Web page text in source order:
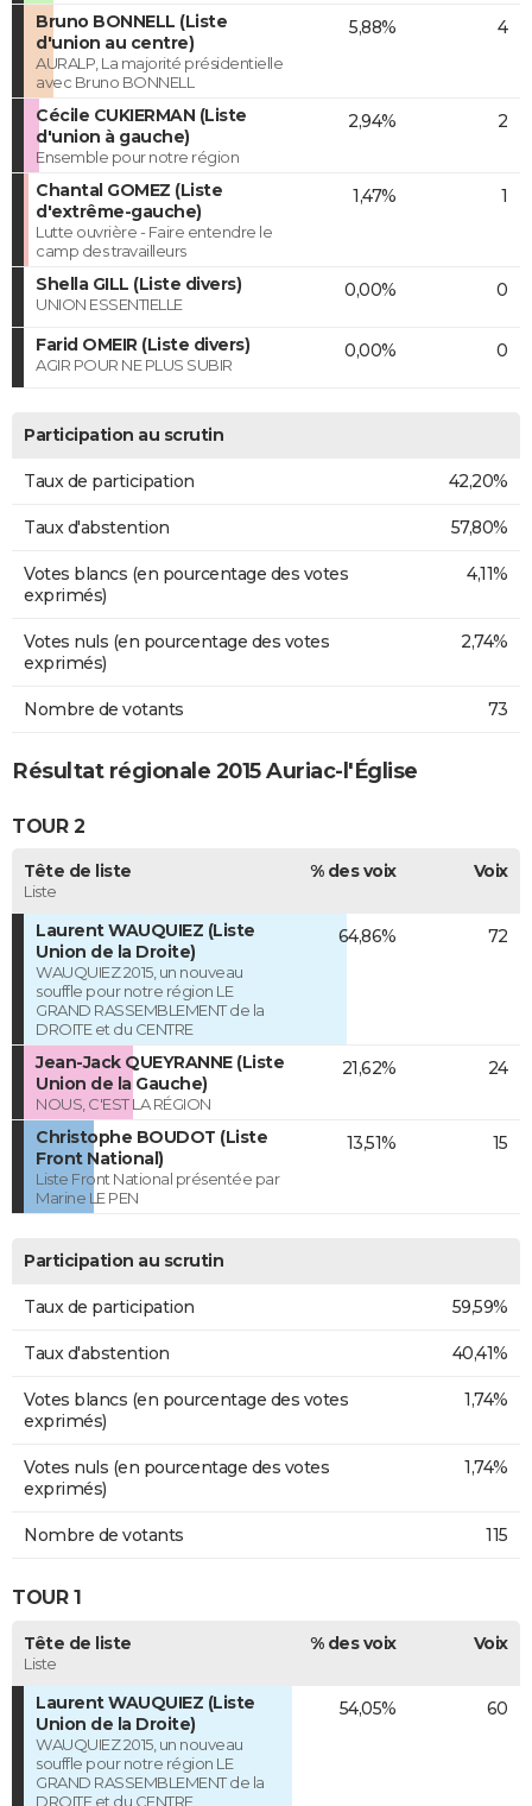
Bruno BONNELL (Liste
d'union au centre)
AURALP, La majorité présidentielle
avec Bruno BONNELL
5,88% 4
Cécile CUKIERMAN (Liste
d'union à gauche)
Ensemble pour notre région
2,94% 2
Chantal GOMEZ (Liste
d'extrême-gauche)
Lutte ouvrière - Faire entendre le
camp des travailleurs
1,47% 1
Shella GILL (Liste divers)
UNION ESSENTIELLE
0,00% 0
Farid OMEIR (Liste divers)
AGIR POUR NE PLUS SUBIR
0,00% 0
Participation au scrutin
Taux de participation 42,20%
Taux d'abstention 57,80%
Votes blancs (en pourcentage des votes
exprimés)
4,11%
Votes nuls (en pourcentage des votes
exprimés)
2,74%
Nombre de votants 73
Résultat régionale 2015 Auriac-l'Église
TOUR 2
Tête de liste
Liste
% des voix Voix
Laurent WAUQUIEZ (Liste
Union de la Droite)
WAUQUIEZ 2015, un nouveau
souffle pour notre région LE
GRAND RASSEMBLEMENT de la
DROITE et du CENTRE
64,86% 72
Jean-Jack QUEYRANNE (Liste
Union de la Gauche)
NOUS, C'EST LA RÉGION
21,62% 24
Christophe BOUDOT (Liste
Front National)
Liste Front National présentée par
Marine LE PEN
13,51% 15
Participation au scrutin
Taux de participation 59,59%
Taux d'abstention 40,41%
Votes blancs (en pourcentage des votes
exprimés)
1,74%
Votes nuls (en pourcentage des votes
exprimés)
1,74%
Nombre de votants 115
TOUR 1
Tête de liste
Liste
% des voix Voix
Laurent WAUQUIEZ (Liste
Union de la Droite)
WAUQUIEZ 2015, un nouveau
souffle pour notre région LE
GRAND RASSEMBLEMENT de la
DROITE et du CENTRE
54,05% 60